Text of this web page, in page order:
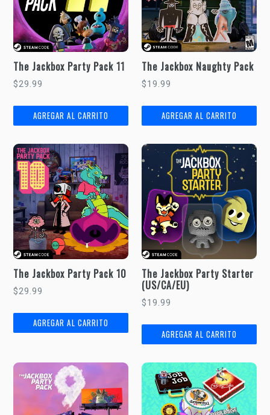
The Jackbox Party Pack 11
Precio
$29.99
The Jackbox Naughty Pack
Precio
$19.99
The Jackbox Party Pack 10
Precio
$29.99
The Jackbox Party Starter
(US/CA/EU)
Precio
$19.99